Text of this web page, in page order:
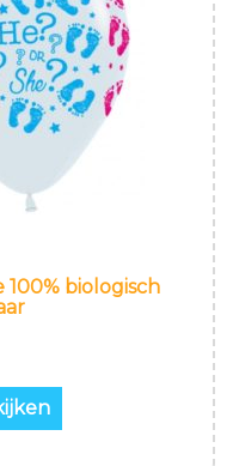
100% biologisch